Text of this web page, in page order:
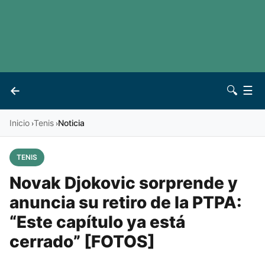
←
Vives 🔍 ☰
Inicio ›Tenis ›Noticia
TENIS
Novak Djokovic sorprende y
anuncia su retiro de la PTPA:
“Este capítulo ya está
cerrado” [FOTOS]